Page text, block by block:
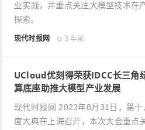
业实践，并重点关注大模型技术在
探索。
现代时报网 3 年前
UCloud优刻得荣获IDCC长三角
算底座助推大模型产业发展
现代时报网 2023年8月31日，第
度大典在上海召开，本次大会重点